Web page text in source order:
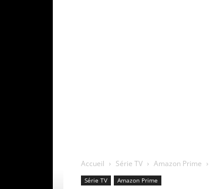
Accueil Série TV Amazon Prime
Série TV Amazon Prime